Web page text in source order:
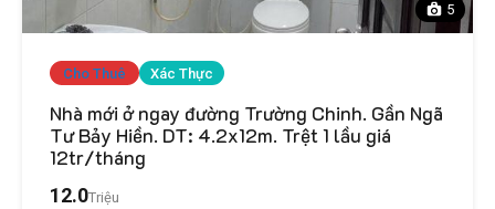
5
Cho Thuê Xác Thực
Nhà mới ở ngay đường Trường Chinh. Gần Ngã
Tư Bảy Hiền. DT: 4.2x12m. Trệt 1 lầu giá
12tr/tháng
12.0Triệu